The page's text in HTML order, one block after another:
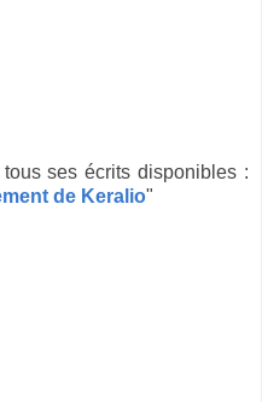
ses écrits disponibles :
de Keralio"